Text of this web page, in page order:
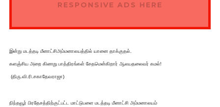
RESPONSIVE ADS HERE
இன்று மடத்தடி மீனாட்சிஅம்மனாலயத்தில் யானை தாக்குதல்.
களஞ்சிய அறை கிணறு பாத்திரங்கள் சேதமென்கிறார் ஆலயதலைவர் கமல்!
(திரு.வி.ரி.சகாதேவராஜா)
நிந்தவூர் பிரதேசத்திற்குட்பட்ட மாட்டுபளை மடத்தடி மீனாட்சி அம்மனாலயம்